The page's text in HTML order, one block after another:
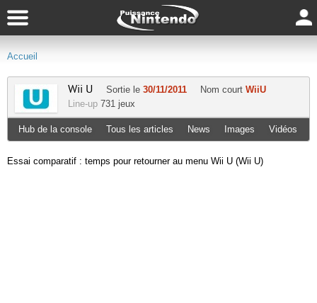
Accueil
Wii U Sortie le 30/11/2011 Nom court WiiU
Line-up 731 jeux
Hub de la console Tous les articles News Images Vidéos
Essai comparatif : temps pour retourner au menu Wii U (Wii U)